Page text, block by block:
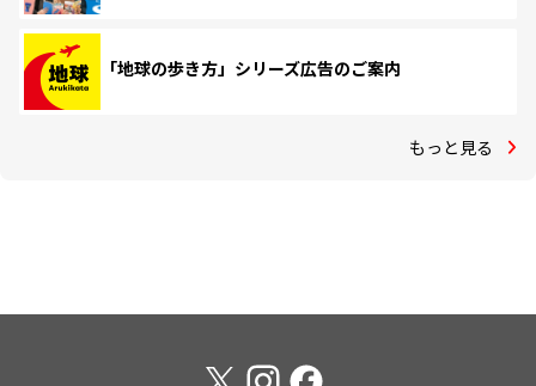
「地球の歩き方」シリーズ広告のご案内
もっと見る